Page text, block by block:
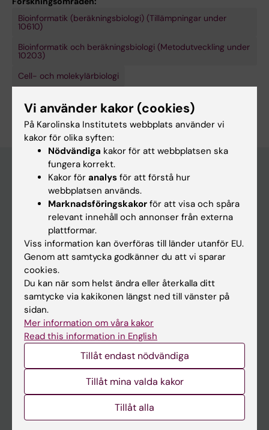
Bioinformatik (beräkningsbiologi) (Tillämpningar under
10610)
Bioinformatik och beräkningsbiologi (Metodutveckling under
10203)
Cell- och molekylärbiologi
Redigera din profil
Huvudmeny
Utbildning
Forskarutbildning
Forskning
Om KI
På gång
Nyheter
Canvas
Vi använder kakor (cookies)
På Karolinska Institutets webbplats använder vi
kakor för olika syften:
Nödvändiga kakor för att webbplatsen ska
fungera korrekt.
Kakor för analys för att förstå hur
webbplatsen används.
Marknadsföringskakor för att visa och spåra
relevant innehåll och annonser från externa
plattformar.
Viss information kan överföras till länder utanför EU.
Genom att samtycka godkänner du att vi sparar
cookies.
Du kan när som helst ändra eller återkalla ditt
samtycke via kakikonen längst ned till vänster på
sidan.
Mer information om våra kakor
Read this information in English
Tillåt endast nödvändiga
Tillåt mina valda kakor
Tillåt alla